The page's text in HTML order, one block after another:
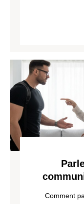
Comment